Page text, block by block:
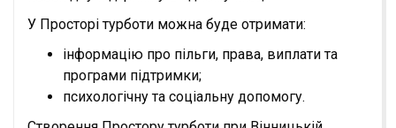
У Просторі турботи можна буде отримати:
інформацію про пільги, права, виплати та
програми підтримки;
психологічну та соціальну допомогу.